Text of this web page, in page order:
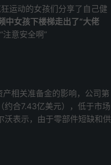
运动的女孩们分享了自己健
中女孩下楼梯走出了“大佬
意安全啊”
相关准备金的影响，公司第
合7.43亿美元），低于市场
表示，由于零部件短缺和供